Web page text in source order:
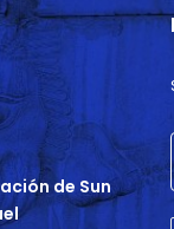
de Sun